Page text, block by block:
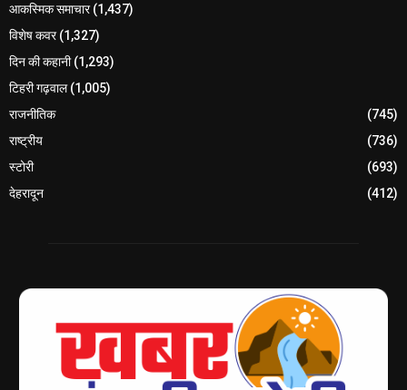
आकस्मिक समाचार(1,437)
विशेष कवर(1,327)
दिन की कहानी(1,293)
टिहरी गढ़वाल(1,005)
राजनीतिक
(745)
राष्ट्रीय
(736)
स्टोरी
(693)
देहरादून
(412)